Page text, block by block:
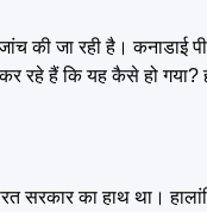
की जा रही है।
हैं कि यह कैसे हो गया?
सरकार का हाथ था।